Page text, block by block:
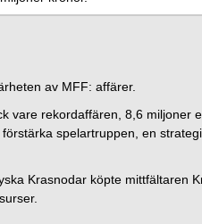
av MFF: affärer.
vare rekordaffären, 8,6 miljoner
spelartruppen, en
Krasnodar köpte mittfältaren